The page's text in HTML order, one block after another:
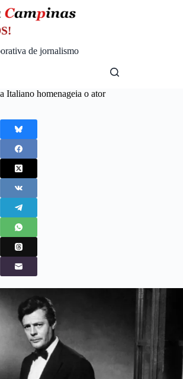
de jornalismo
Italiano homenageia o ator